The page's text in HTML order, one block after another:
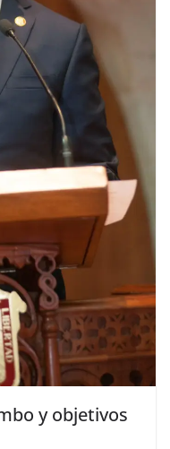
y objetivos